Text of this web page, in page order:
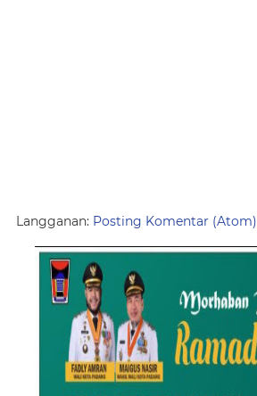
Langganan: Posting Komentar (Atom)